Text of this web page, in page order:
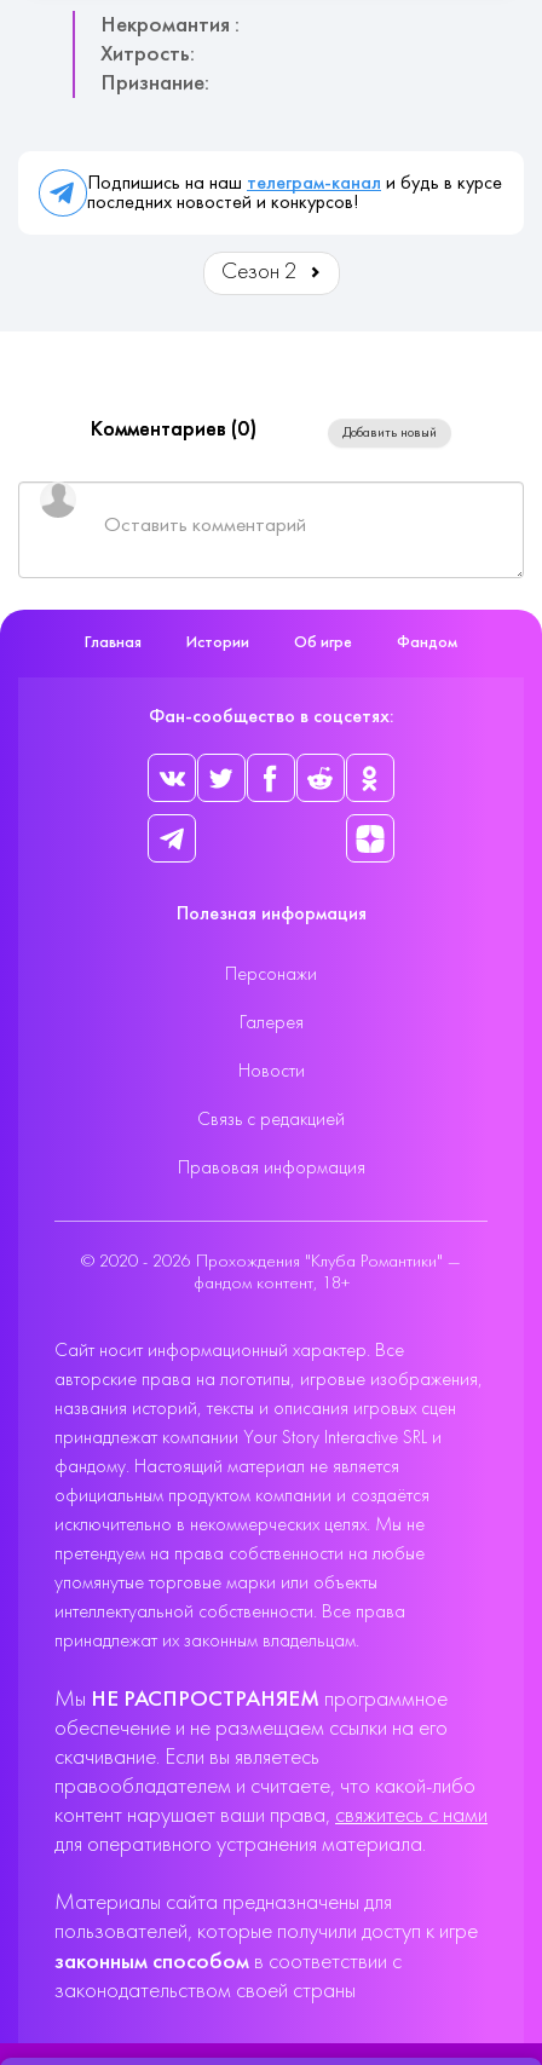
Некромантия :
Хитрость:
Признание:
Подпишись на наш телеграм-канал и будь в курсе
последних новостей и конкурсов!
Сезон 2
Комментариев (0) Добавить новый
Главная Истории Об игре Фандом
Фан-сообщество в соцсетях:
Полезная информация
Персонажи
Галерея
Новости
Связь с редакцией
Правовая информация
© 2020 - 2026 Прохождения "Клуба Романтики" —
фандом контент, 18+
Сайт носит информационный характер. Все
авторские права на логотипы, игровые изображения,
названия историй, тексты и описания игровых сцен
принадлежат компании Your Story Interactive SRL и
фандому. Настоящий материал не является
официальным продуктом компании и создаётся
исключительно в некоммерческих целях. Мы не
претендуем на права собственности на любые
упомянутые торговые марки или объекты
интеллектуальной собственности. Все права
принадлежат их законным владельцам.
Мы НЕ РАСПРОСТРАНЯЕМ программное
обеспечение и не размещаем ссылки на его
скачивание. Если вы являетесь
правообладателем и считаете, что какой-либо
контент нарушает ваши права, свяжитесь с нами
для оперативного устранения материала.
Материалы сайта предназначены для
пользователей, которые получили доступ к игре
законным способом в соответствии с
законодательством своей страны